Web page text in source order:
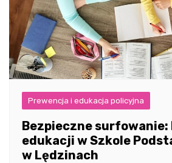
Prewencja i edukacja policyjna
Bezpieczne surfowanie:
edukacji w Szkole
w Lędzinach